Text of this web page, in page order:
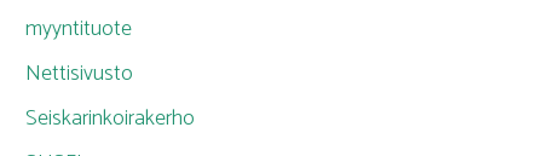
myyntituote
Nettisivusto
Seiskarinkoirakerho